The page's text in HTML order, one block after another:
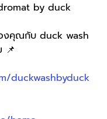
by duck
งคุณกับ duck wash
📌
duckwashbyduck